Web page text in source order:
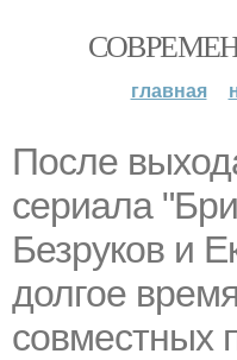
главная
После
сериала
Безруков и
долгое
совместных